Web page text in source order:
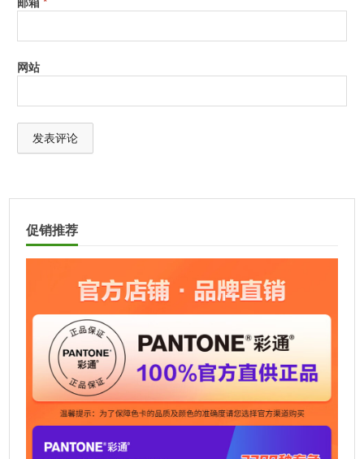
网站
l
促销推荐